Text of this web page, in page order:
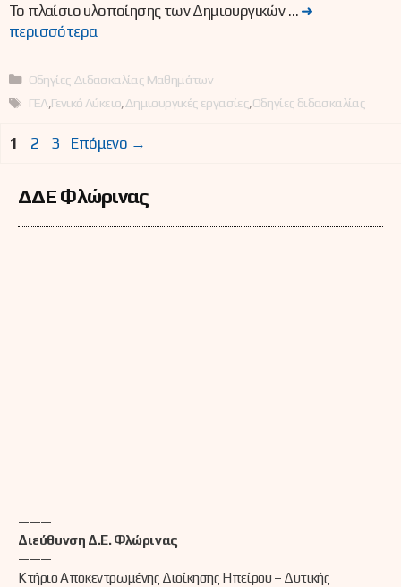
Το πλαίσιο υλοποίησης των Δημιουργικών … ➜
περισσότερα
Κατηγορίες
Οδηγίες Διδασκαλίας Μαθημάτων
Ετικέτες
ΓΕΛ Γενικό Λύκειο Δημιουργικές εργασίες Οδηγίες διδασκαλίας
Σελίδα
1 Σελίδα
2 Σελίδα
3 Επόμενο →
ΔΔΕ Φλώρινας
———
Διεύθυνση Δ.Ε. Φλώρινας
———
Κτήριο Αποκεντρωμένης Διοίκησης Ηπείρου – Δυτικής